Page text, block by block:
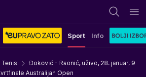
Sport Info
Tenis
Đoković - Raonić, uživo, 28. januar, 9
Australijan Open